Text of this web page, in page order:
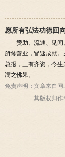
愿所有弘法功德回向
赞助、流通、见
所修善业，皆速成就
总报，三有齐资，今
满之佛果。
免责声明： 文章来自网
其版权归作